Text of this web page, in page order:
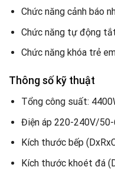
Chức năng cảnh báo
Chức năng tự động
Chức năng khóa trẻ
Thông số kỹ thuật
Tổng công suất:
Điện áp 220-240V/
Kích thước bếp
Kích thước khoét đá